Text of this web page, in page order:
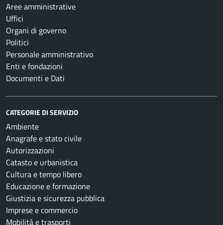
Aree amministrative
Uffici
Organi di governo
Politici
Personale amministrativo
Enti e fondazioni
Documenti e Dati
CATEGORIE DI SERVIZIO
Ambiente
Anagrafe e stato civile
Autorizzazioni
Catasto e urbanistica
Cultura e tempo libero
Educazione e formazione
Giustizia e sicurezza pubblica
Imprese e commercio
Mobilità e trasporti